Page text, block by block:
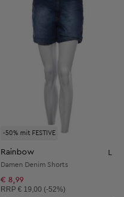
-50% mit FESTIVE
Rainbow
Damen Denim Shorts
€ 8,99
Unverbindliche Preisempfehlung:
RRP € 19,00 (-52%)